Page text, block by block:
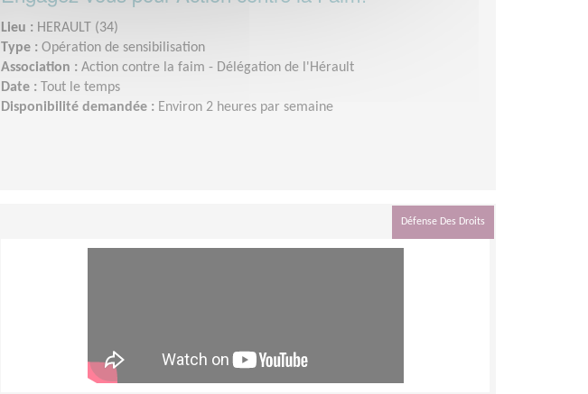
Lieu : HERAULT (34)
Type : Opération de sensibilisation
Association : Action contre la faim - Délégation de l'Hérault
Date :
Tout le temps
Disponibilité demandée : Environ 2 heures par semaine
Défense Des Droits